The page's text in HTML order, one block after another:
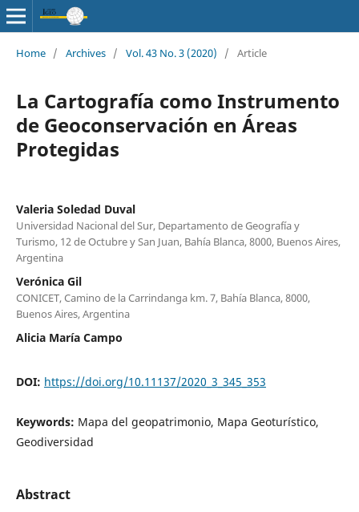
Home / Archives / Vol. 43 No. 3 (2020) / Article
La Cartografía como Instrumento
de Geoconservación en Áreas
Protegidas
Valeria Soledad Duval
Universidad Nacional del Sur, Departamento de Geografía y
Turismo, 12 de Octubre y San Juan, Bahía Blanca, 8000, Buenos Aires,
Argentina
Verónica Gil
CONICET, Camino de la Carrindanga km. 7, Bahía Blanca, 8000,
Buenos Aires, Argentina
Alicia María Campo
DOI: https://doi.org/10.11137/2020_3_345_353
Keywords: Mapa del geopatrimonio, Mapa Geoturístico,
Geodiversidad
Abstract